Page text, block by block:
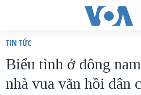
truy
cập
Tới
VIỆT NAM
HOA KỲ
TIN TỨC
Biểu tình ở đông
nhà vua vãn hồi dân